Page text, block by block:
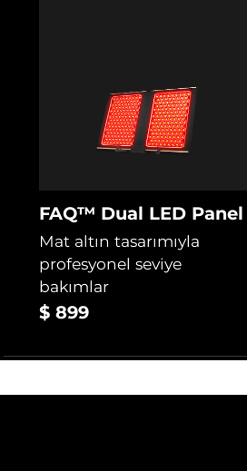
FAQ™ Dual LED Panel
Mat altın tasarımıyla
profesyonel seviye
bakımlar
$ 899